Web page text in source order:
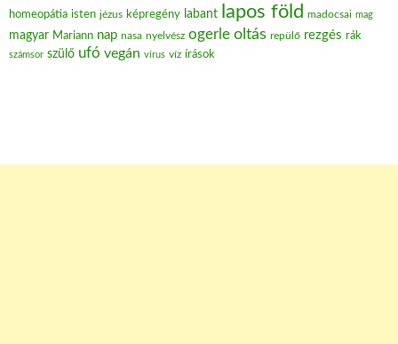
homeopátia isten jézus képregény labant lapos föld madocsai mag
magyar Mariann nap nasa nyelvész ogerle oltás repülő rezgés rák
számsor szülő ufó vegán vírus víz írások